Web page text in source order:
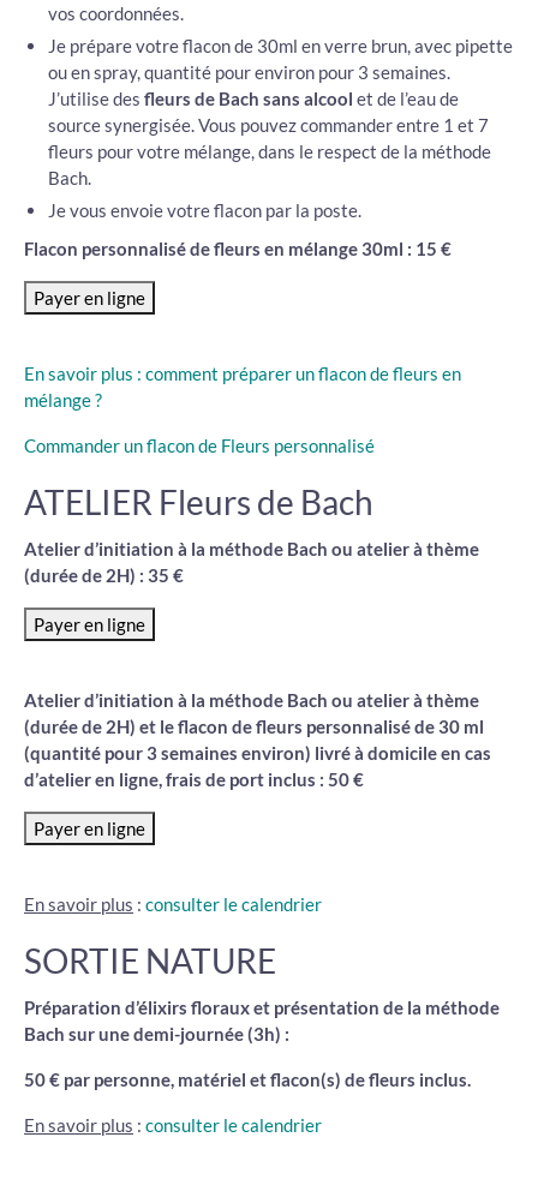
vos coordonnées.
Je prépare votre flacon de 30ml en verre brun, avec pipette
ou en spray, quantité pour environ pour 3 semaines.
J’utilise des fleurs de Bach sans alcool et de l’eau de
source synergisée. Vous pouvez commander entre 1 et 7
fleurs pour votre mélange, dans le respect de la méthode
Bach.
Je vous envoie votre flacon par la poste.
Flacon personnalisé de fleurs en mélange 30ml : 15 €
En savoir plus : comment préparer un flacon de fleurs en
mélange ?
Commander un flacon de Fleurs personnalisé
ATELIER Fleurs de Bach
Atelier d’initiation à la méthode Bach ou atelier à thème
(durée de 2H) : 35 €
Atelier d’initiation à la méthode Bach ou atelier à thème
(durée de 2H) et le flacon de fleurs personnalisé de 30 ml
(quantité pour 3 semaines environ) livré à domicile en cas
d’atelier en ligne, frais de port inclus : 50 €
En savoir plus : consulter le calendrier
SORTIE NATURE
Préparation d’élixirs floraux et présentation de la méthode
Bach sur une demi-journée (3h) :
50 € par personne, matériel et flacon(s) de fleurs inclus.
En savoir plus : consulter le calendrier